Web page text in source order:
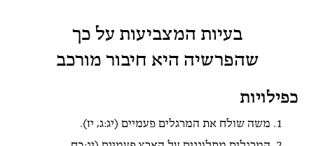
בעיות המצביעות על כך
שהפרשיה היא חיבור מורכב
כפילויות
משה שולח את המרגלים פעמיים (יג:ג, יז).